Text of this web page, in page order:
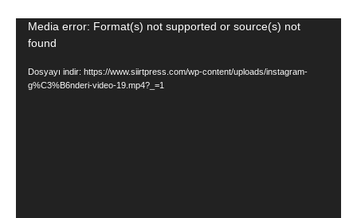
Video
oynatıcı
Media error: Format(s) not supported or source(s) not
found
Dosyayı indir: https://www.siirtpress.com/wp-content/uploads/instagram-
g%C3%B6nderi-video-19.mp4?_=1